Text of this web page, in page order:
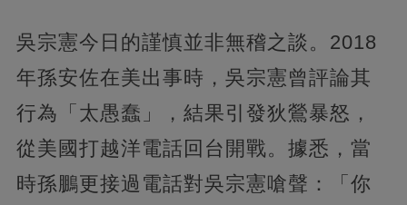
吳宗憲今日的謹慎並非無稽之談。2018
年孫安佐在美出事時，吳宗憲曾評論其
行為「太愚蠢」，結果引發狄鶯暴怒，
從美國打越洋電話回台開戰。據悉，當
時孫鵬更接過電話對吳宗憲嗆聲：「你